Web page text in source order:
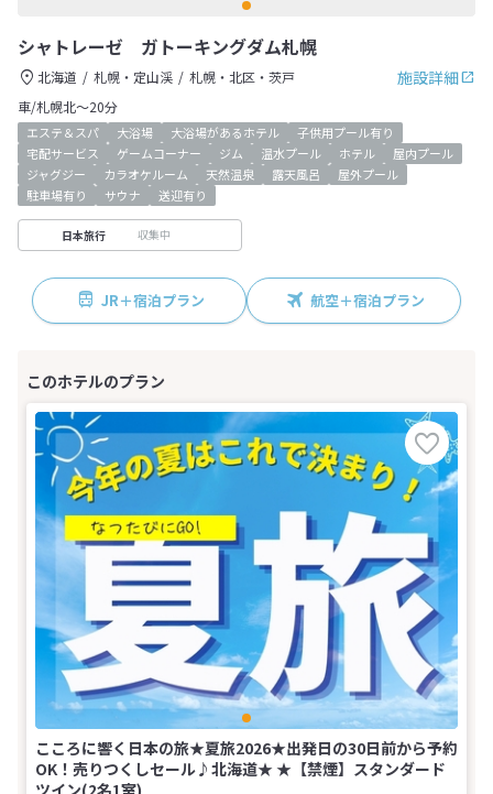
シャトレーゼ ガトーキングダム札幌
施設詳細
北海道 札幌・定山渓
札幌・北区・茨戸
車/札幌北～20分
エステ＆スパ 大浴場 大浴場があるホテル
子供用プール有り
宅配サービス
ゲームコーナー ジム 温水プール ホテル
屋内プール
ジャグジー
カラオケルーム 天然温泉 露天風呂
屋外プール
駐車場有り
サウナ 送迎有り
日本旅行 収集中
JR＋宿泊プラン 航空＋宿泊プラン
こころに響く日本の旅★夏旅2026★出発日の30日前から予約
OK！売りつくしセール♪北海道★ ★【禁煙】スタンダード
ツイン(2名1室)